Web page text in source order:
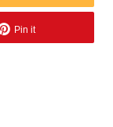
Pin it